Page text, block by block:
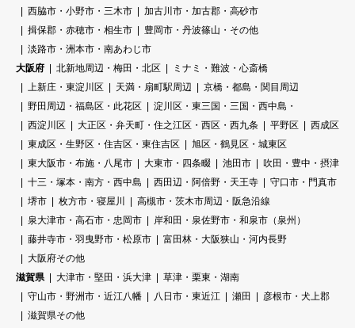
西脇市・小野市・三木市
加古川市・加古郡・高砂市
揖保郡・赤穂市・相生市
豊岡市・丹波篠山・その他
淡路市・洲本市・南あわじ市
大阪府
北新地周辺・梅田・北区
ミナミ・難波・心斎橋
上新庄・東淀川区
天満・扇町駅周辺
京橋・都島・関目周辺
野田周辺・福島区・此花区
淀川区・東三国・三国・西中島・
西淀川区
大正区・弁天町・住之江区・西区・西九条 平野区
西成区
東成区・生野区・住吉区・東住吉区
旭区・鶴見区・城東区
東大阪市・布施・八尾市
大東市・四条畷 池田市
吹田・豊中・摂津
十三・塚本・南方・西中島
西田辺・阿倍野・天王寺
守口市・門真市
堺市
枚方市・寝屋川
高槻市・茨木市周辺・阪急沿線
泉大津市・高石市・忠岡市
岸和田・泉佐野市・和泉市（泉州）
藤井寺市・羽曳野市・松原市
富田林・大阪狭山・河内長野
大阪府その他
滋賀県
大津市・堅田・浜大津
草津・栗東・湖南
守山市・野洲市・近江八幡
八日市・東近江 瀬田
彦根市・犬上郡
滋賀県その他